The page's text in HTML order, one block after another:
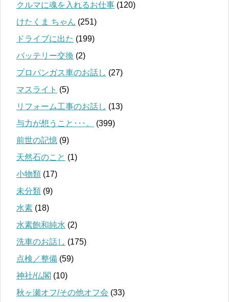
クルマに魂を入れるお仕事 (120)
けたくま ちゃん (251)
ドライブに出た (199)
バッテリー交換 (2)
プロパンガス車のお話し (27)
マスライト (5)
リフォーム工事のお話し (13)
与力が想うこと･･･。
(399)
前世の記憶 (9)
天然石のこと (1)
小物類 (17)
未分類 (9)
水素 (18)
水素飽和純水 (2)
洗車のお話し (175)
点検／整備 (59)
神社/仏閣 (10)
秋ヶ瀬オフ/その他オフ会 (33)